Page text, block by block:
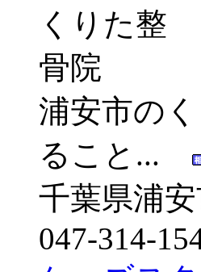
浦安市の
ること...
千葉県浦
047-314-